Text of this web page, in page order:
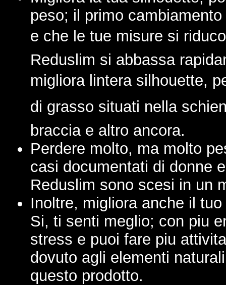
peso; il primo
e che le tue misure si
Reduslim si abbassa
migliora lintera silhouette,
di grasso situati nella
braccia e altro ancora.
Perdere molto, ma molto
casi documentati di donne
Reduslim sono scesi in un
Inoltre, migliora anche il
Si, ti senti meglio; con piu
stress e puoi fare piu
dovuto agli elementi
questo prodotto.